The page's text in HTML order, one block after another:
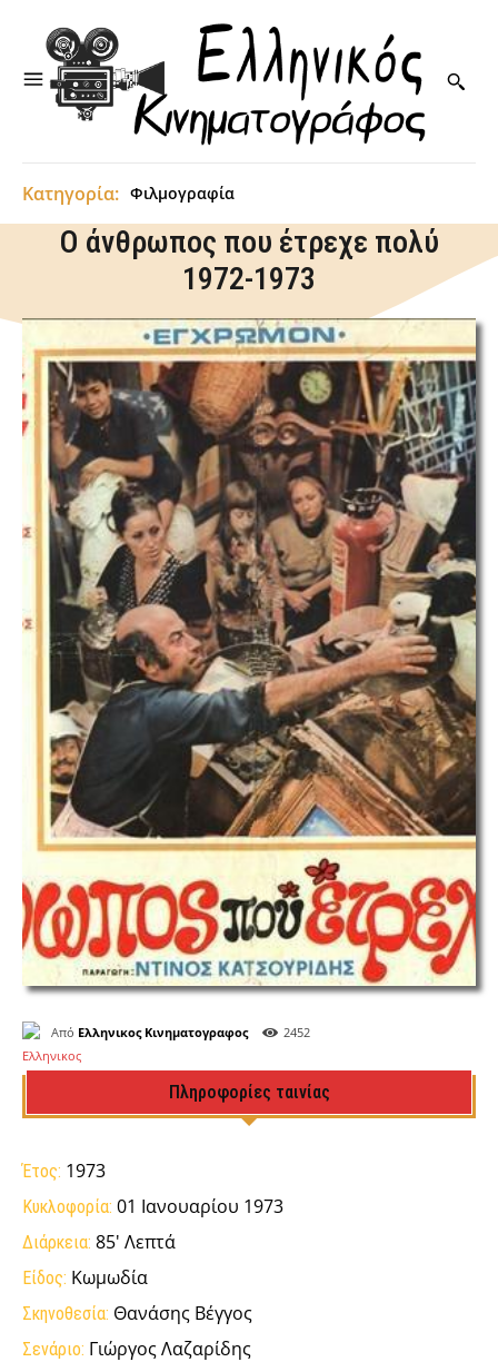
Κατηγορία: Φιλμογραφία
Ο άνθρωπος που έτρεχε πολύ
1972-1973
Από Ελληνικος Κινηματογραφος 2452
Πληροφορίες ταινίας
Έτος: 1973
Κυκλοφορία: 01 Ιανουαρίου 1973
Διάρκεια: 85' Λεπτά
Είδος: Κωμωδία
Σκηνοθεσία: Θανάσης Βέγγος
Σενάριο: Γιώργος Λαζαρίδης